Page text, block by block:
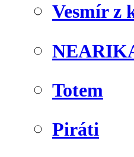
Vesmír z
Totem
Piráti